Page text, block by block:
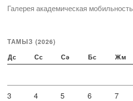
Галерея академическая мобильность
ТАМЫЗ (2026)
Дс Сс Сә Бс Жм
3 4 5 6 7